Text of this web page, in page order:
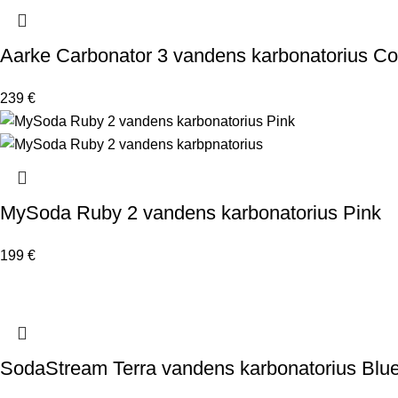
Aarke Carbonator 3 vandens karbonatorius
239 €
MySoda Ruby 2 vandens karbonatorius Pink
199 €
SodaStream Terra vandens karbonatorius